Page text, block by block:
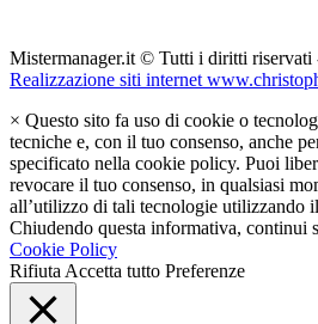
Mistermanager.it © Tutti i diritti riservati
Realizzazione siti internet
× Questo sito fa uso di cookie o
tecniche e, con il tuo consenso, anche
specificato nella cookie policy. Puoi
revocare il tuo consenso, in qualsiasi
all’utilizzo di tali tecnologie utilizzando
Chiudendo questa informativa, continui
Cookie Policy
Rifiuta Accetta tutto Preferenze